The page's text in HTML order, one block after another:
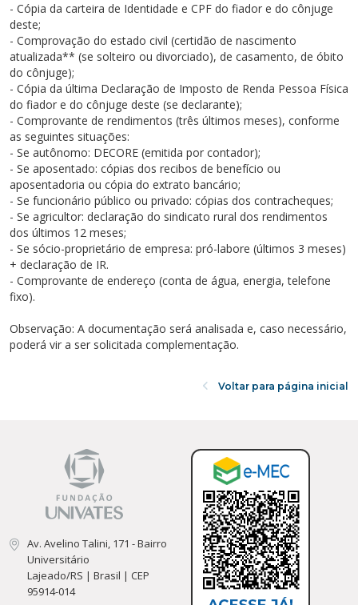
- Cópia da carteira de Identidade e CPF do fiador e do cônjuge
deste;
- Comprovação do estado civil (certidão de nascimento
atualizada** (se solteiro ou divorciado), de casamento, de óbito
do cônjuge);
- Cópia da última Declaração de Imposto de Renda Pessoa Física
do fiador e do cônjuge deste (se declarante);
- Comprovante de rendimentos (três últimos meses), conforme
as seguintes situações:
- Se autônomo: DECORE (emitida por contador);
- Se aposentado: cópias dos recibos de benefício ou
aposentadoria ou cópia do extrato bancário;
- Se funcionário público ou privado: cópias dos contracheques;
- Se agricultor: declaração do sindicato rural dos rendimentos
dos últimos 12 meses;
- Se sócio-proprietário de empresa: pró-labore (últimos 3 meses)
+ declaração de IR.
- Comprovante de endereço (conta de água, energia, telefone
fixo).
Observação: A documentação será analisada e, caso necessário,
poderá vir a ser solicitada complementação.
Voltar para página inicial
Av. Avelino Talini, 171 - Bairro
Universitário
Lajeado/RS | Brasil | CEP
95914-014